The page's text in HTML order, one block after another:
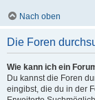
Nach oben
Die Foren
Wie kann ich ein
Du kannst die Foren
eingibst, die du in der